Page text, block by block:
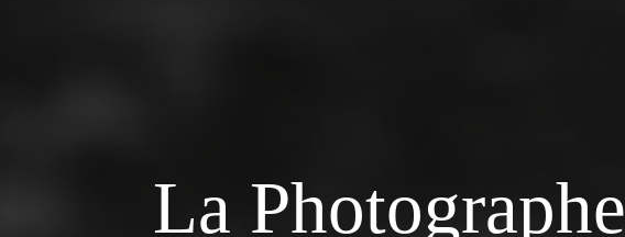
La Photographe